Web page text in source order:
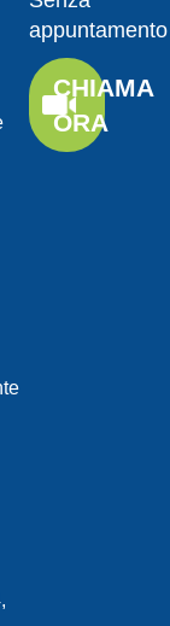
Guarda
il video
da
Dott.
Felici
appuntamento
CHIAMA
ORA